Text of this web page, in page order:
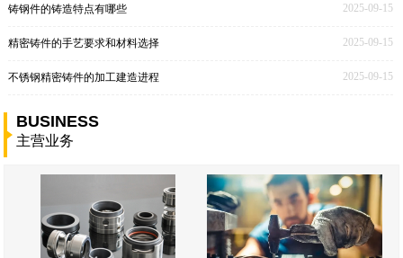
2025-09-15
铸钢件的铸造特点有哪些
2025-09-15
精密铸件的手艺要求和材料选择
2025-09-15
不锈钢精密铸件的加工建造进程
BUSINESS
主营业务